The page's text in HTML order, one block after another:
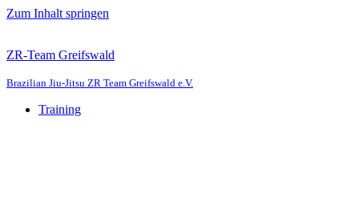
Zum Inhalt springen
ZR-Team Greifswald
Brazilian Jiu-Jitsu ZR Team Greifswald e.V.
Training